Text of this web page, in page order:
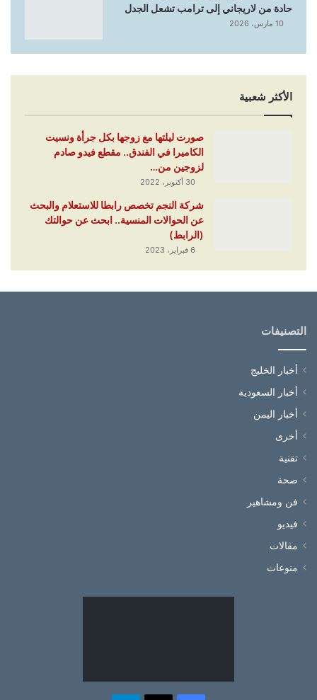
حادة من لاريجاني إلى ترامب تشعل الجدل
10 مارس، 2026
الأكثر شعبية
صورت ليلتها مع زوجها بكل جرأة ونسيت
الكاميرا في الفندق.. مقطع فيدو صادم
لزوجين من…
30 أكتوبر، 2022
شركة النجم تخصص رابطا للاستعلام والبحث
عن الحوالات المنسية.. ابحث عن حوالتك
(الرابط)
6 فبراير، 2023
التصنيفات
أخبار الخليج
أخبار السعودية
أخبار اليمن
أخرى
تقنية
صحة
فن ومشاهير
فيديو
مقالات
منوعات